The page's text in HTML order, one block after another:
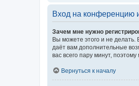
Вход на конференцию
Зачем мне нужно
Вы можете этого и не делать.
даёт вам дополнительные
вас всего пару минут,
Вернуться к началу